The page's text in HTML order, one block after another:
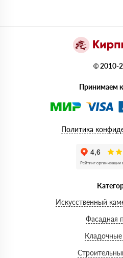
© 2010-
Принимаем
Политика
Искусственный
Фасадная